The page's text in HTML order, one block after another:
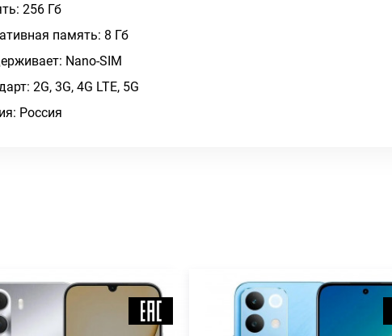
256 Гб
память: 8 Гб
Nano-SIM
2G, 3G, 4G LTE, 5G
Россия